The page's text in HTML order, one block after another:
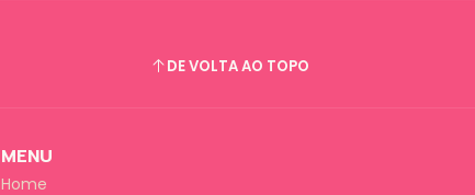
DE VOLTA AO TOPO
MENU
Home